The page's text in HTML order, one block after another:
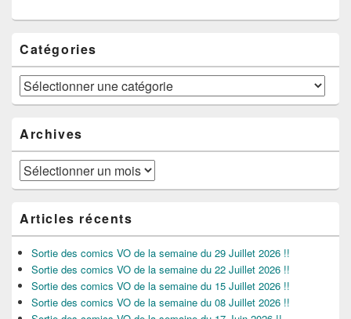
Catégories
Catégories
Archives
Archives
Articles récents
Sortie des comics VO de la semaine du 29 Juillet 2026 !!
Sortie des comics VO de la semaine du 22 Juillet 2026 !!
Sortie des comics VO de la semaine du 15 Juillet 2026 !!
Sortie des comics VO de la semaine du 08 Juillet 2026 !!